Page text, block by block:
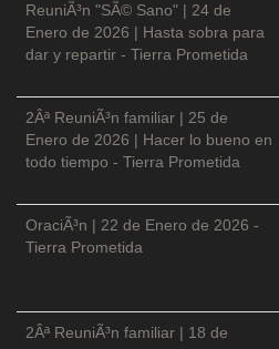
ReuniÃ³n "SÃ© Sano" | 24 de
Enero de 2026 | Hasta sobra para
dar y repartir - Tierra Prometida
2Âª ReuniÃ³n familiar | 25 de
Enero de 2026 | Hacer lo bueno en
todo tiempo - Tierra Prometida
OraciÃ³n | 22 de Enero de 2026 -
Tierra Prometida
2Âª ReuniÃ³n familiar | 18 de